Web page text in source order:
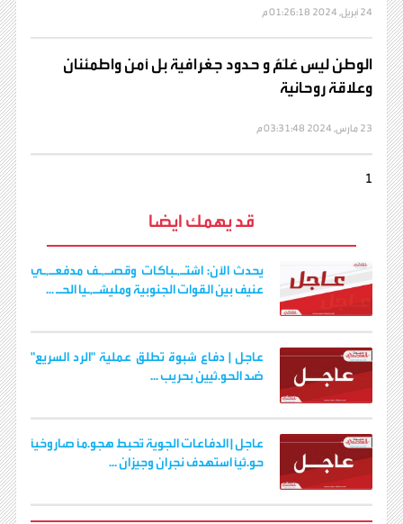
24 أبريل, 2024 01:26:18 م
الوطن ليس عَلَمٌ و حدود جغرافية بل أمن واطمئنان
وعلاقة روحانية
23 مارس, 2024 03:31:48 م
1
قد يهمك ايضا
يحدث الآن: اشتـ,ـباكات وقصـ,ـف مدفعـ,ـي
عنيف بين القوات الجنوبية ومليشـ,ـيا الحـ ...
عاجل | دفاع شبوة تطلق عملية "الرد السريع"
ضد الحو.ثيين بحريب ...
عاجل | الدفاعات الجوية تُحبط هجو.مًا صاروخيًا
حو.ثيًا استهدف نجران وجيزان ...